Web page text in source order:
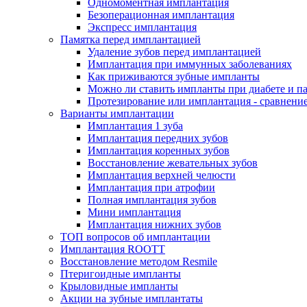
Одномоментная имплантация
Безоперационная имплантация
Экспресс имплантация
Памятка перед имплантацией
Удаление зубов перед имплантацией
Имплантация при иммунных заболеваниях
Как приживаются зубные импланты
Можно ли ставить импланты при диабете и
Протезирование или имплантация -
Варианты имплантации
Имплантация 1 зуба
Имплантация передних зубов
Имплантация коренных зубов
Восстановление жевательных зубов
Имплантация верхней челюсти
Имплантация при атрофии
Полная имплантация зубов
Мини имплантация
Имплантация нижних зубов
ТОП вопросов об имплантации
Имплантация ROOTT
Восстановление методом Resmile
Птеригоидные импланты
Крыловидные импланты
Акции на зубные имплантаты